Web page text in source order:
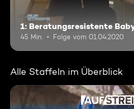
1: Beratungsresistente
45 Min. Folge vom 01.04.2020
Alle Staffeln im Überblick